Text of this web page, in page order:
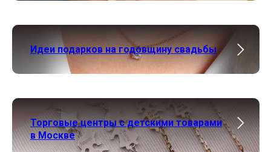
Идеи подарков на годовщину свадьбы
Торговые центры с детскими товарами
в Москве